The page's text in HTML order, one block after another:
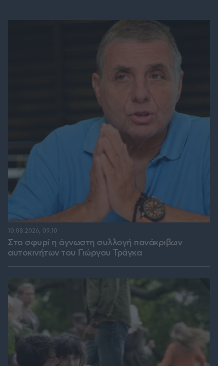
Στο σφυρί η άγνωστη συλλογή πανάκριβων
αυτοκινήτων του Γιώργου Τράγκα
10.08.2026, 09:10